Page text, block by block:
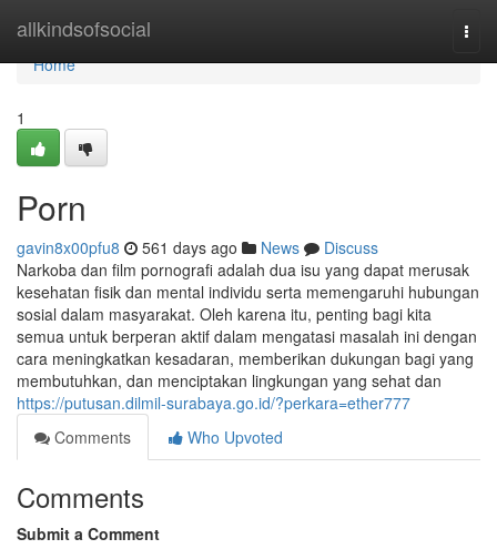
allkindsofsocial
Home
Home
1
Porn
gavin8x00pfu8 561 days ago News
Discuss
Narkoba dan film pornografi adalah dua isu yang dapat merusak
kesehatan fisik dan mental individu serta memengaruhi hubungan
sosial dalam masyarakat. Oleh karena itu, penting bagi kita
semua untuk berperan aktif dalam mengatasi masalah ini dengan
cara meningkatkan kesadaran, memberikan dukungan bagi yang
membutuhkan, dan menciptakan lingkungan yang sehat dan
https://putusan.dilmil-surabaya.go.id/?perkara=ether777
Comments
Who Upvoted
Comments
Submit a Comment